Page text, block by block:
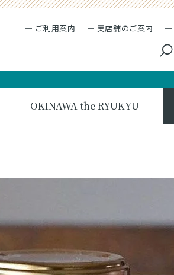
ご利用案内 実店舗のご案内
OKINAWA the RYUKYU